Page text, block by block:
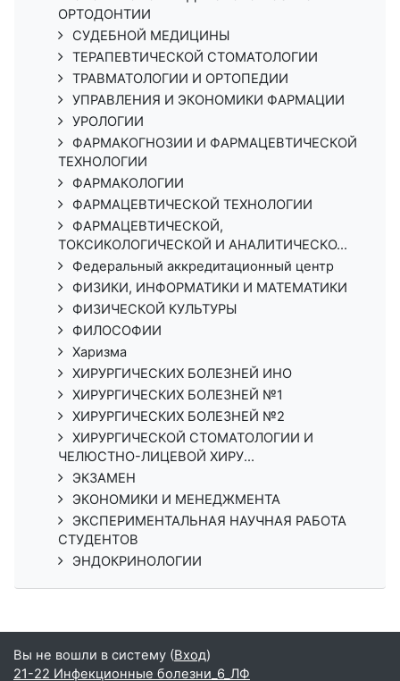
ОРТОДОНТИИ
СУДЕБНОЙ МЕДИЦИНЫ
ТЕРАПЕВТИЧЕСКОЙ СТОМАТОЛОГИИ
ТРАВМАТОЛОГИИ И ОРТОПЕДИИ
УПРАВЛЕНИЯ И ЭКОНОМИКИ ФАРМАЦИИ
УРОЛОГИИ
ФАРМАКОГНОЗИИ И ФАРМАЦЕВТИЧЕСКОЙ
ТЕХНОЛОГИИ
ФАРМАКОЛОГИИ
ФАРМАЦЕВТИЧЕСКОЙ ТЕХНОЛОГИИ
ФАРМАЦЕВТИЧЕСКОЙ,
ТОКСИКОЛОГИЧЕСКОЙ И АНАЛИТИЧЕСКО...
Федеральный аккредитационный центр
ФИЗИКИ, ИНФОРМАТИКИ И МАТЕМАТИКИ
ФИЗИЧЕСКОЙ КУЛЬТУРЫ
ФИЛОСОФИИ
Харизма
ХИРУРГИЧЕСКИХ БОЛЕЗНЕЙ ИНО
ХИРУРГИЧЕСКИХ БОЛЕЗНЕЙ №1
ХИРУРГИЧЕСКИХ БОЛЕЗНЕЙ №2
ХИРУРГИЧЕСКОЙ СТОМАТОЛОГИИ И
ЧЕЛЮСТНО-ЛИЦЕВОЙ ХИРУ...
ЭКЗАМЕН
ЭКОНОМИКИ И МЕНЕДЖМЕНТА
ЭКСПЕРИМЕНТАЛЬНАЯ НАУЧНАЯ РАБОТА
СТУДЕНТОВ
ЭНДОКРИНОЛОГИИ
Вы не вошли в систему (Вход)
21-22 Инфекционные болезни_6_ЛФ